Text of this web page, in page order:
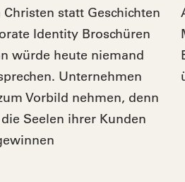
statt Geschichten
Identity Broschüren
würde heute niemand
Unternehmen
Vorbild nehmen, denn
Seelen ihrer Kunden